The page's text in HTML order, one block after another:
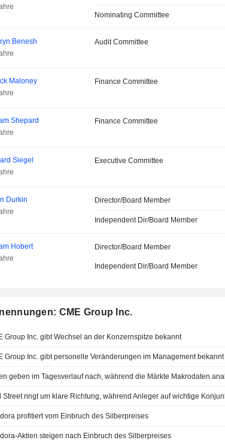
Nominating Committee
Benesh
Audit Committee
Maloney
Finance Committee
Shepard
Finance Committee
Siegel
Executive Committee
Durkin
Director/Board Member
Independent Dir/Board Member
Hobert
Director/Board Member
Independent Dir/Board Member
CME Group Inc.
Group Inc. gibt Wechsel an der Konzernspitze bekannt
Group Inc. gibt personelle Veränderungen im Management bekannt
profitiert vom Einbruch des Silberpreises
Aktien steigen nach Einbruch des Silberpreises